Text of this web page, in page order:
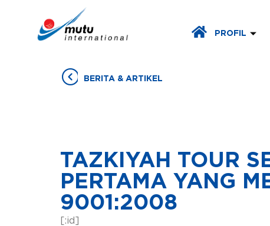
PROFIL
BERITA & ARTIKEL
TAZKIYAH TOUR
PERTAMA YANG
9001:2008
[:id]